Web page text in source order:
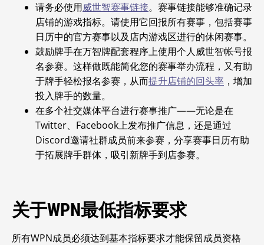
请务必使用威世智赛事链接。赛事链接能够准确记录
店铺的游戏指标。请使用它回报所有赛事，包括赛事
日历中的官方赛事以及店内游戏区进行的休闲赛事。
鼓励牌手在万智牌配套程序上使用个人威世智帐号报
名参赛。这样做既能简化您的赛事举办流程，又有助
于牌手轻松报名参赛，从而提升店铺的回头率 ，增加
投入牌手的数量。
在多个社交媒体平台进行赛事推广——无论是在
Twitter、Facebook上发布推广信息，还是通过
Discord邀请社群成员前来参赛，分享赛事日历有助
于拓展牌手群体，吸引新牌手到店参赛。
关于WPN最低指标要求
所有WPN成员必须达到基本指标要求才能保留成员资格